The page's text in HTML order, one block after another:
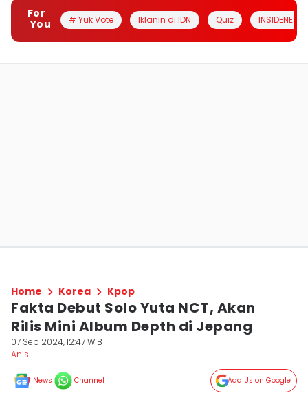
For
You
# Yuk Vote Iklanin di IDN Quiz INSIDENESIA
Home Korea Kpop
Fakta Debut Solo Yuta NCT, Akan
Rilis Mini Album Depth di Jepang
07 Sep 2024, 12:47 WIB
Anis
News Channel Add Us on Google